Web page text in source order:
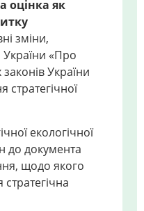
оцінка як
зміни,
«Про
України
стратегічної
екологічної
до документа
щодо якого